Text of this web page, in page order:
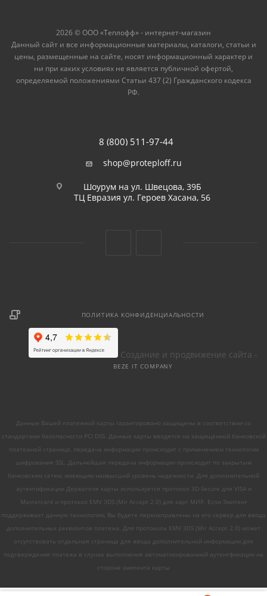
2026 © ООО «Теплофф» - интернет-магазин
Данный сайт и все информационные материалы, каталоги, статьи и
цены, размещенные на сайте, носят информационный характер и
ни при каких условиях не является публичной офертой,
определяемой положениями Статьи 437 (2) Гражданского кодекса
РФ.
8 (800) 511-97-44
shop@proteploff.ru
Шоурум на ул. Швецова, 39Б
ТЦ Евразия ул. Героев Хасана, 56
ПОЛИТИКА КОНФИДЕНЦИАЛЬНОСТИ
Создание и продвижение сайта -
BEZE IT COMPANY
Данные Вашей платежной карты гарантировано защищены в соответствии со
стандартами безопасности PCI DSS. Данные карты вводятся на защищенной банковской
платежной странице, передача информации происходит с применением технологии
шифрования SSL. Дальнейшая передача информации происходит по закрытым
банковским сетям, имеющим наивысший уровень надежности. Для дополнительной
аутентификации Держателя карты используется протокол 3D-Secure для VISA и
Mastercard и протокол EMV 3DS (Mir Accept 2.0) для карт МИР. Если Эмитент
поддерживает данную технологию, Вы будете перенаправлены на его сервер для ввода
дополнительных реквизитов платежа. Для протокола EMV 3DS (Mir Accept 2.0) может
отсутствовать отдельная страница для ввода дополнительной информации для
подтверждения платежа в случае выполнения автоматизированной аутентфикации на
стороне эмитента карты